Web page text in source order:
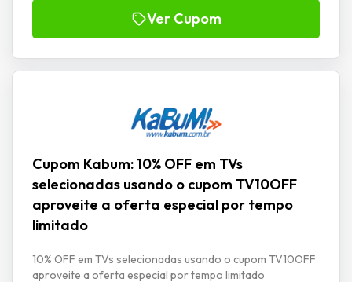
Ver Cupom
Cupom Kabum: 10% OFF em TVs
selecionadas usando o cupom TV10OFF
aproveite a oferta especial por tempo
limitado
10% OFF em TVs selecionadas usando o cupom TV10OFF
aproveite a oferta especial por tempo limitado